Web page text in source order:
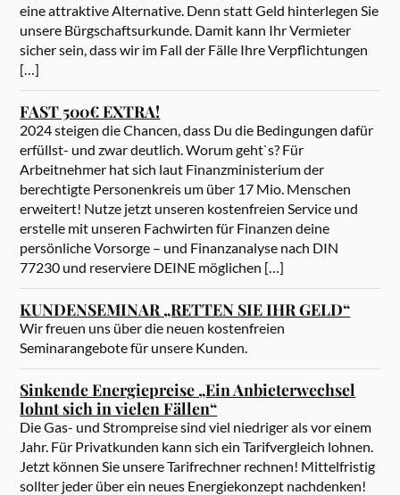
eine attraktive Alternative. Denn statt Geld hinterlegen Sie
unsere Bürgschaftsurkunde. Damit kann Ihr Vermieter
sicher sein, dass wir im Fall der Fälle Ihre Verpflichtungen
[…]
FAST 500€ EXTRA!
2024 steigen die Chancen, dass Du die Bedingungen dafür
erfüllst- und zwar deutlich. Worum geht`s? Für
Arbeitnehmer hat sich laut Finanzministerium der
berechtigte Personenkreis um über 17 Mio. Menschen
erweitert! Nutze jetzt unseren kostenfreien Service und
erstelle mit unseren Fachwirten für Finanzen deine
persönliche Vorsorge – und Finanzanalyse nach DIN
77230 und reserviere DEINE möglichen […]
KUNDENSEMINAR „RETTEN SIE IHR GELD“
Wir freuen uns über die neuen kostenfreien
Seminarangebote für unsere Kunden.
Sinkende Energiepreise „Ein Anbieterwechsel
lohnt sich in vielen Fällen“
Die Gas- und Strompreise sind viel niedriger als vor einem
Jahr. Für Privatkunden kann sich ein Tarifvergleich lohnen.
Jetzt können Sie unsere Tarifrechner rechnen! Mittelfristig
sollter jeder über ein neues Energiekonzept nachdenken!